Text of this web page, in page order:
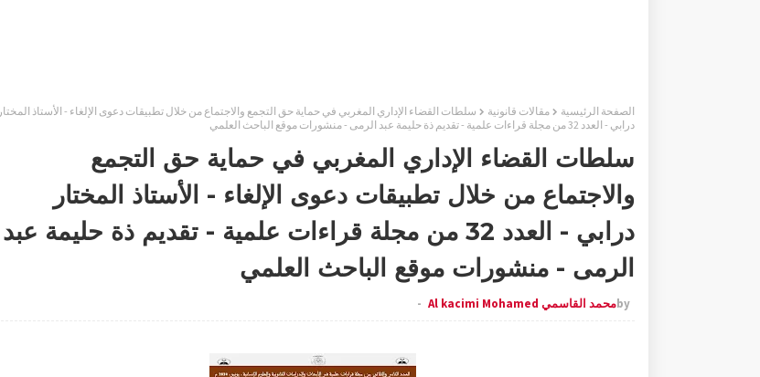
الصفحة الرئيسية مقالات قانونية
سلطات القضاء الإداري المغربي في حماية حق التجمع والاجتماع من خلال تطبيقات دعوى الإلغاء - الأستاذ المختار
درابي - العدد 32 من مجلة قراءات علمية - تقديم ذة حليمة عبد الرمى - منشورات موقع الباحث العلمي
سلطات القضاء الإداري المغربي في حماية حق التجمع
والاجتماع من خلال تطبيقات دعوى الإلغاء - الأستاذ المختار
درابي - العدد 32 من مجلة قراءات علمية - تقديم ذة حليمة عبد
الرمى - منشورات موقع الباحث العلمي
byمحمد القاسمي Al kacimi Mohamed